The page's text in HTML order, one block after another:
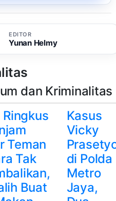
EDITOR
Yunan Helmy
dan Kriminalitas
Ringkus
Teman
Tak
Buat
Kasus
Vicky
di Polda
Metro
Jaya,